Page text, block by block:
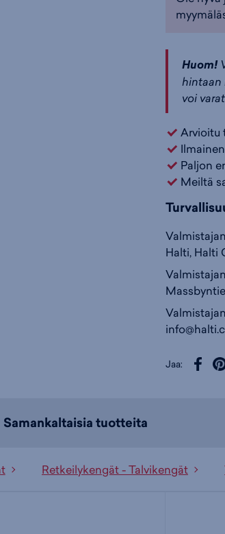
Huom!
hintaan
voi
Arvioitu
Paljon
Meiltä
Halti, Halti
Massbyntie
Jaa:
Samankaltaisia tuotteita
Retkeilykengät - Talvikengät